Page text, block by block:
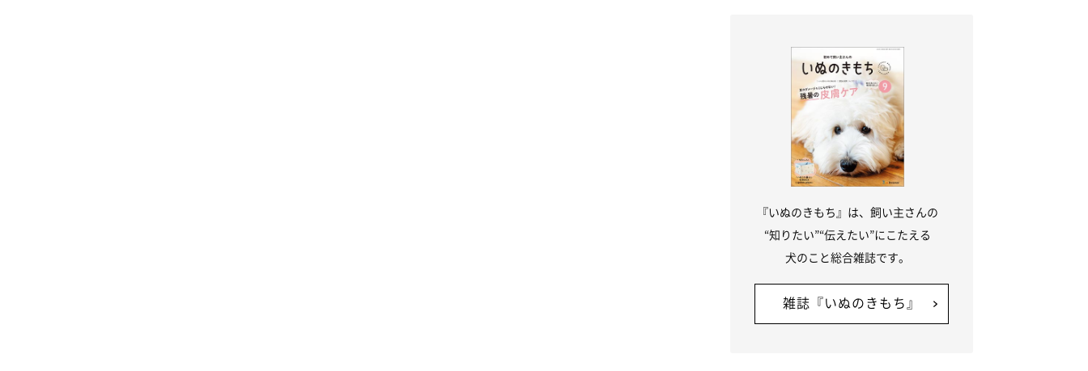
『いぬのきもち』は、飼い主さんの
“知りたい”“伝えたい”にこたえる
犬のこと総合雑誌です。
雑誌『いぬのきもち』